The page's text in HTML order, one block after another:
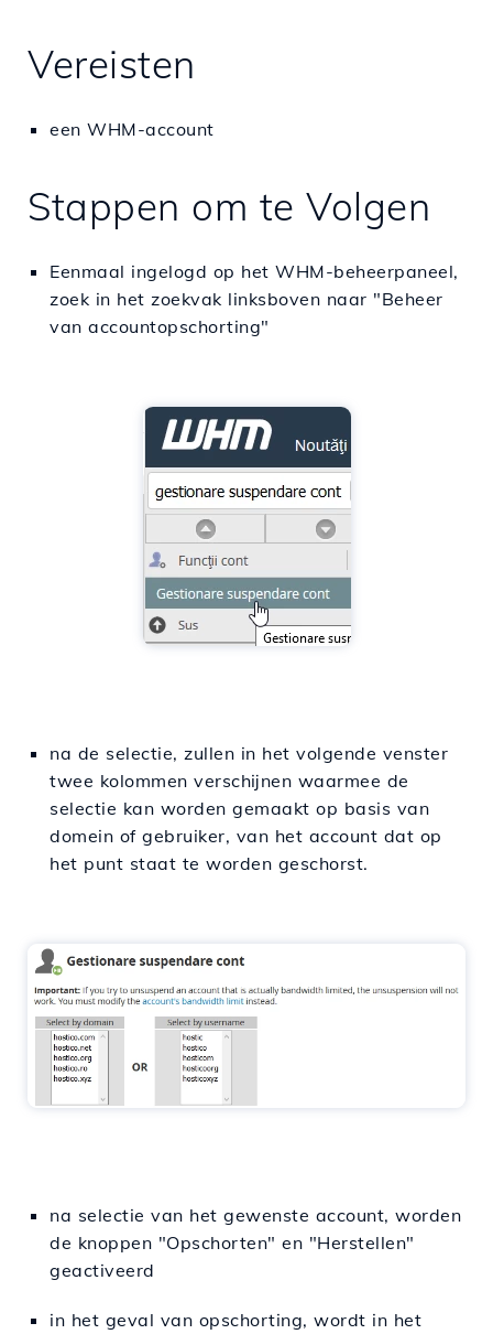
Vereisten
een WHM-account
Stappen om te Volgen
Eenmaal ingelogd op het WHM-beheerpaneel,
zoek in het zoekvak linksboven naar "Beheer
van accountopschorting"
na de selectie, zullen in het volgende venster
twee kolommen verschijnen waarmee de
selectie kan worden gemaakt op basis van
domein of gebruiker, van het account dat op
het punt staat te worden geschorst.
na selectie van het gewenste account, worden
de knoppen "Opschorten" en "Herstellen"
geactiveerd
in het geval van opschorting, wordt in het